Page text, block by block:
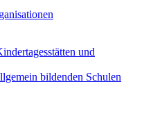
und
bildenden Schulen